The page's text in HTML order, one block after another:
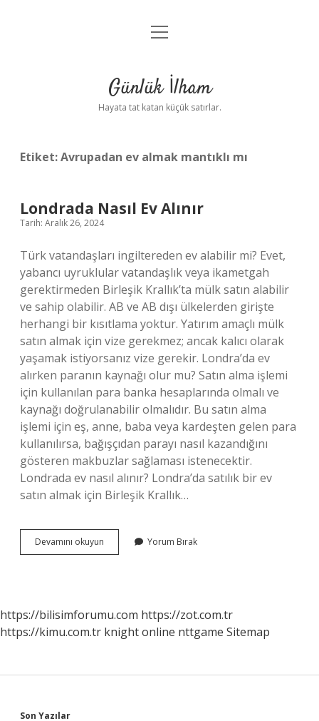
Anasayfa
Yasal Uyarı
menüyü
Günlük İlham
Hayata tat katan küçük satırlar.
Etiket:Avrupadan ev almak mantıklı mı
Londrada Nasıl Ev Alınır
Tarih: Aralık 26, 2024
Türk vatandaşları ingiltereden ev alabilir mi? Evet,
yabancı uyruklular vatandaşlık veya ikametgah
gerektirmeden Birleşik Krallık’ta mülk satın alabilir
ve sahip olabilir. AB ve AB dışı ülkelerden girişte
herhangi bir kısıtlama yoktur. Yatırım amaçlı mülk
satın almak için vize gerekmez; ancak kalıcı olarak
yaşamak istiyorsanız vize gerekir. Londra’da ev
alırken paranın kaynağı olur mu? Satın alma işlemi
için kullanılan para banka hesaplarında olmalı ve
kaynağı doğrulanabilir olmalıdır. Bu satın alma
işlemi için eş, anne, baba veya kardeşten gelen para
kullanılırsa, bağışçıdan parayı nasıl kazandığını
gösteren makbuzlar sağlaması istenecektir.
Londrada ev nasıl alınır? Londra’da satılık bir ev
satın almak için Birleşik Krallık…
Devamını okuyun Londrada
Nasıl
Yorum Bırak
https://bilisimforumu.com https://zot.com.tr
https://kimu.com.tr knight online nttgame Sitemap
Son Yazılar